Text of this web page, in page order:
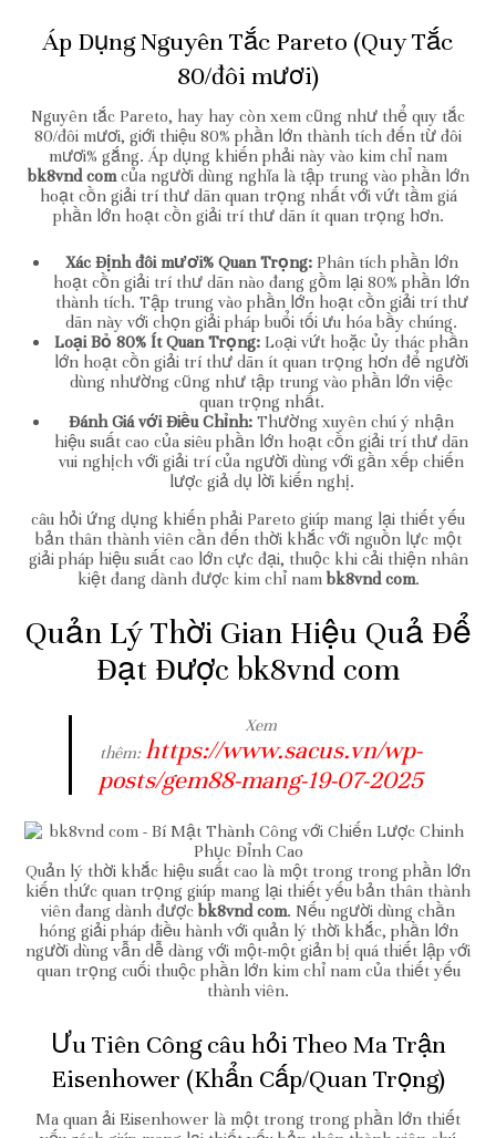
Áp Dụng Nguyên Tắc Pareto (Quy Tắc
80/đôi mươi)
Nguyên tắc Pareto, hay hay còn xem cũng như thể quy tắc
80/đôi mươi, giới thiệu 80% phần lớn thành tích đến từ đôi
mươi% gắng. Áp dụng khiến phải này vào kim chỉ nam
bk8vnd comcủa người dùng nghĩa là tập trung vào phần lớn
hoạt cồn giải trí thư dãn quan trọng nhất với vứt tầm giá
phần lớn hoạt cồn giải trí thư dãn ít quan trọng hơn.
Xác Định đôi mươi% Quan Trọng:Phân tích phần lớn
hoạt cồn giải trí thư dãn nào đang gồm lại 80% phần lớn
thành tích. Tập trung vào phần lớn hoạt cồn giải trí thư
dãn này với chọn giải pháp buổi tối ưu hóa bầy chúng.
Loại Bỏ 80% Ít Quan Trọng: Loại vứt hoặc ủy thác phần
lớn hoạt cồn giải trí thư dãn ít quan trọng hơn để người
dùng nhường cũng như tập trung vào phần lớn việc
quan trọng nhất.
Đánh Giá với Điều Chỉnh: Thường xuyên chú ý nhận
hiệu suất cao của siêu phần lớn hoạt cồn giải trí thư dãn
vui nghịch với giải trí của người dùng với gần xếp chiến
lược giả dụ lời kiến nghị.
câu hỏi ứng dụng khiến phải Pareto giúp mang lại thiết yếu
bản thân thành viên cần đến thời khắc với nguồn lực một
giải pháp hiệu suất cao lớn cực đại, thuộc khi cải thiện nhân
kiệt đang dành được kim chỉ nam bk8vnd com.
Quản Lý Thời Gian Hiệu Quả Để
Đạt Được bk8vnd com
Xem
thêm: https://www.sacus.vn/wp-
posts/gem88-mang-19-07-2025
Quản lý thời khắc hiệu suất cao là một trong trong phần lớn
kiến thức quan trọng giúp mang lại thiết yếu bản thân thành
viên đang dành được bk8vnd com. Nếu người dùng chần
hóng giải pháp điều hành với quản lý thời khắc, phần lớn
người dùng vẫn dễ dàng với một-một giản bị quá thiết lập với
quan trọng cuối thuộc phần lớn kim chỉ nam của thiết yếu
thành viên.
Ưu Tiên Công câu hỏi Theo Ma Trận
Eisenhower (Khẩn Cấp/Quan Trọng)
Ma quan ải Eisenhower là một trong trong phần lớn thiết